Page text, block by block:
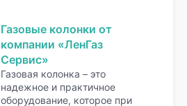
Газовые колонки от
компании «ЛенГаз
Сервис»
Газовая колонка – это
надежное и практичное
оборудование, которое при